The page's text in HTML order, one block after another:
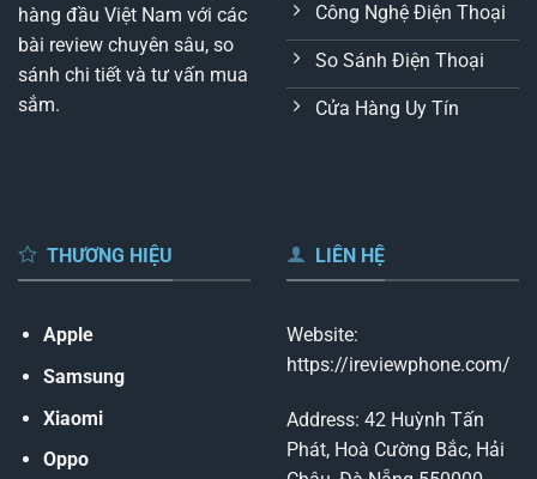
hàng đầu Việt Nam với các
bài review chuyên sâu, so
sánh chi tiết và tư vấn mua
sắm.
Công Nghệ Điện Thoại
So Sánh Điện Thoại
Cửa Hàng Uy Tín
THƯƠNG HIỆU
Apple
Samsung
Xiaomi
Oppo
LIÊN HỆ
Website:
https://ireviewphone.com/
Address: 42 Huỳnh Tấn
Phát, Hoà Cường Bắc, Hải